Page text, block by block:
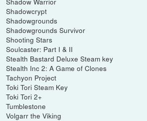
Shadowcrypt
Shadowgrounds
Shadowgrounds Survivor
Shooting Stars
Soulcaster: Part I & II
Stealth Bastard Deluxe Steam key
Stealth Inc 2: A Game of Clones
Tachyon Project
Toki Tori Steam Key
Toki Tori 2+
Tumblestone
Volgarr the Viking